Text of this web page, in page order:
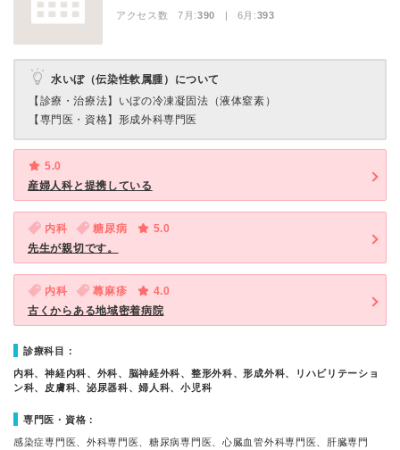
アクセス数 7月:390 | 6月:393
水いぼ（伝染性軟属腫）について
【診療・治療法】 いぼの冷凍凝固法（液体窒素）
【専門医・資格】 形成外科専門医
5.0
産婦人科と提携している
内科 糖尿病
5.0
先生が親切です。
内科 蕁麻疹
4.0
古くからある地域密着病院
診療科目：
内科、神経内科、外科、脳神経外科、整形外科、形成外科、リハビリテーショ
ン科、皮膚科、泌尿器科、婦人科、小児科
専門医・資格：
感染症専門医、外科専門医、糖尿病専門医、心臓血管外科専門医、肝臓専門